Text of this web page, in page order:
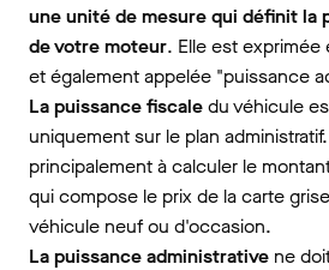
une unité de mesure qui définit la
de votre moteur. Elle est
et également appelée "puissance
La puissance fiscaledu véhicule
uniquement sur le plan
principalement à calculer le
qui compose le prix de la carte
véhicule neuf ou d'occasion.
La puissance administrative ne